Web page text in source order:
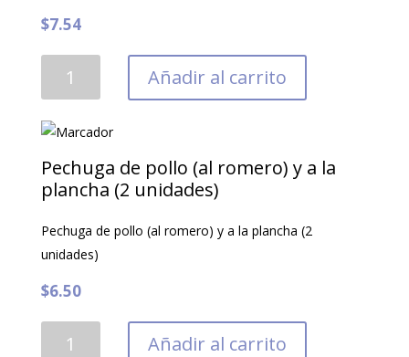
$7.54
marinado
para
la
cantidad
Añadir al carrito
Pechuga de pollo (al romero) y a la
plancha (2 unidades)
Pechuga de pollo (al romero) y a la plancha (2
unidades)
$6.50
Añadir al carrito